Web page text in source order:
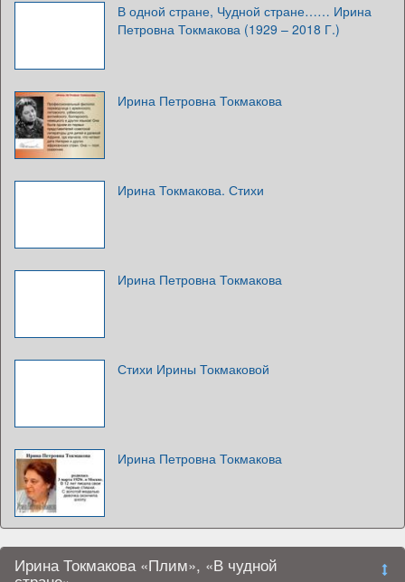
В одной стране, Чудной стране…… Ирина
Петровна Токмакова (1929 – 2018 Г.)
Ирина Петровна Токмакова
Ирина Токмакова. Стихи
Ирина Петровна Токмакова
Стихи Ирины Токмаковой
Ирина Петровна Токмакова
Ирина Токмакова «Плим», «В чудной